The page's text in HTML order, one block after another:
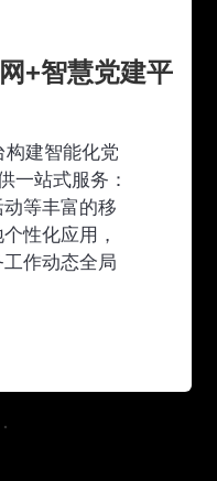
+智慧党建平
构建智能化党
一站式服务：
等丰富的移
性化应用，
作动态全局